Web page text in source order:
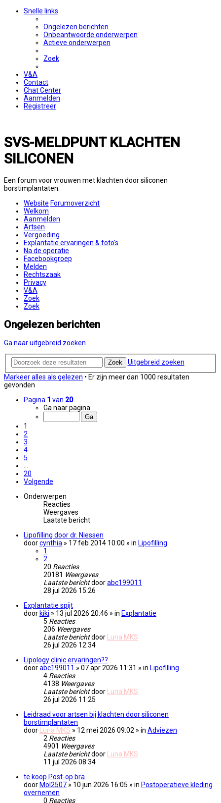
Snelle links
Ongelezen berichten
Onbeantwoorde onderwerpen
Actieve onderwerpen
Zoek
V&A
Contact
Chat Center
Aanmelden
Registreer
SVS-MELDPUNT KLACHTEN
SILICONEN
Een forum voor vrouwen met klachten door siliconen
borstimplantaten.
Website Forumoverzicht
Welkom
Aanmelden
Artsen
Vergoeding
Explantatie ervaringen & foto's
Na de operatie
Facebookgroep
Melden
Rechtszaak
Privacy
V&A
Zoek
Zoek
Ongelezen berichten
Ga naar uitgebreid zoeken
Zoek
Uitgebreid zoeken
Markeer alles als gelezen • Er zijn meer dan 1000 resultaten
gevonden
Pagina 1 van 20
Ga naar pagina:
1
2
3
4
5
20
Volgende
Onderwerpen
Reacties
Weergaves
Laatste bericht
Lipofilling door dr. Niessen
doorcynthia » 17 feb 2014 10:00 » in Lipofilling
1
2
20 Reacties
20181 Weergaves
Laatste berichtdoorabc199011
28 jul 2026 15:26
Explantatie spijt
door kiki » 13 jul 2026 20:46 » in Explantatie
5 Reacties
206 Weergaves
Laatste berichtdoor
Luna MKS
26 jul 2026 12:34
Lipology clinic ervaringen??
doorabc199011 » 07 apr 2026 11:31 » in Lipofilling
4 Reacties
4138 Weergaves
Laatste berichtdoor
Luna MKS
26 jul 2026 11:25
Leidraad voor artsen bij klachten door siliconen
borstimplantaten
door
Luna MKS » 12 mei 2026 09:02 » in Adviezen
2 Reacties
4901 Weergaves
Laatste berichtdoor
Luna MKS
11 jul 2026 08:34
te koop Post-op bra
door Mol2507 » 10 jun 2026 16:05 » in Postoperatieve kleding
overnemen
0 Reacties